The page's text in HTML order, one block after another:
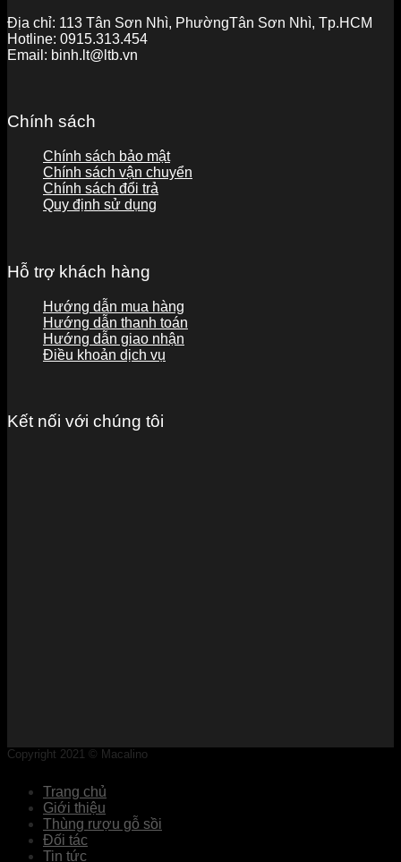
Địa chỉ: 113 Tân Sơn Nhì, PhườngTân Sơn Nhì, Tp.HCM
Hotline: 0915.313.454
Email: binh.lt@ltb.vn
Chính sách
Chính sách bảo mật
Chính sách vận chuyển
Chính sách đổi trả
Quy định sử dụng
Hỗ trợ khách hàng
Hướng dẫn mua hàng
Hướng dẫn thanh toán
Hướng dẫn giao nhận
Điều khoản dịch vụ
Kết nối với chúng tôi
Copyright 2021 © Macalino
Trang chủ
Giới thiệu
Thùng rượu gỗ sồi
Đối tác
Tin tức